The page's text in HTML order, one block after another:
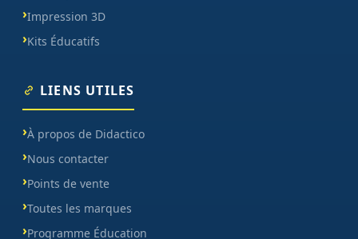
Impression 3D
Kits Éducatifs
LIENS UTILES
À propos de Didactico
Nous contacter
Points de vente
Toutes les marques
Programme Éducation